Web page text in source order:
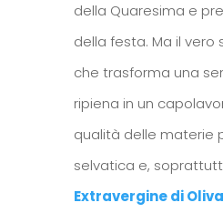
della Quaresima e
della festa. Ma il vero
che trasforma una
ripiena in un
qualità delle materie
selvatica e,
Extravergine di Oliva